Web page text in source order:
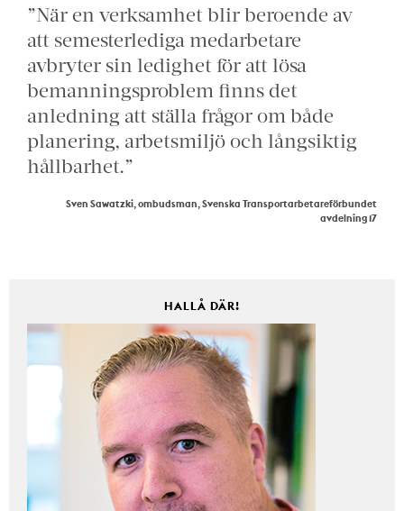
”När en verksamhet blir beroende av
att semesterlediga medarbetare
avbryter sin ledighet för att lösa
bemanningsproblem finns det
anledning att ställa frågor om både
planering, arbetsmiljö och långsiktig
hållbarhet.”
Sven Sawatzki, ombudsman, Svenska Transportarbetareförbundet
avdelning 17
HALLÅ DÄR!